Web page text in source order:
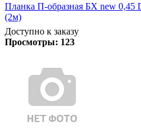
Планка П-образная БХ new 0,45
(2м)
Доступно к заказу
Просмотры: 123